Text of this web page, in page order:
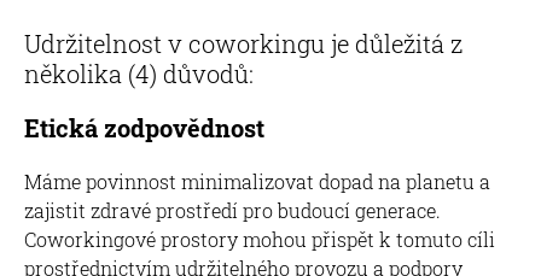
Udržitelnost v coworkingu je důležitá z
několika (4) důvodů:
Etická zodpovědnost
Máme povinnost minimalizovat dopad na planetu a
zajistit zdravé prostředí pro budoucí generace.
Coworkingové prostory mohou přispět k tomuto cíli
prostřednictvím udržitelného provozu a podpory